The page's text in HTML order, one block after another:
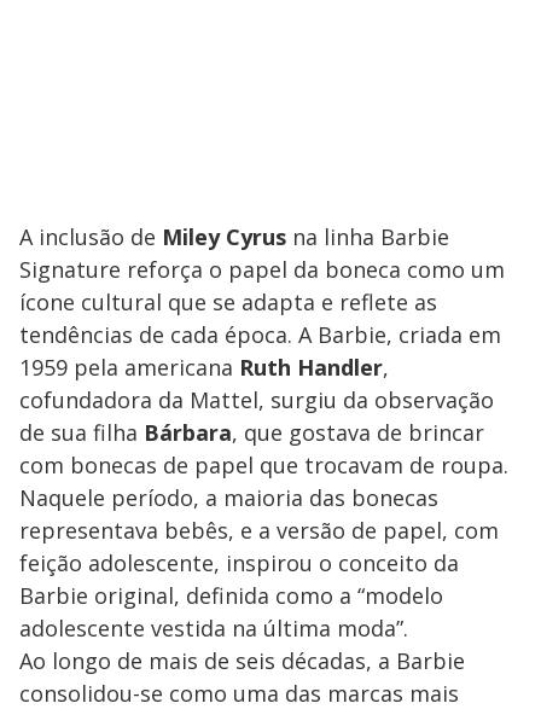
A inclusão de Miley Cyrus na linha Barbie
Signature reforça o papel da boneca como um
ícone cultural que se adapta e reflete as
tendências de cada época. A Barbie, criada em
1959 pela americana Ruth Handler,
cofundadora da Mattel, surgiu da observação
de sua filha Bárbara, que gostava de brincar
com bonecas de papel que trocavam de roupa.
Naquele período, a maioria das bonecas
representava bebês, e a versão de papel, com
feição adolescente, inspirou o conceito da
Barbie original, definida como a “modelo
adolescente vestida na última moda”.
Ao longo de mais de seis décadas, a Barbie
consolidou-se como uma das marcas mais